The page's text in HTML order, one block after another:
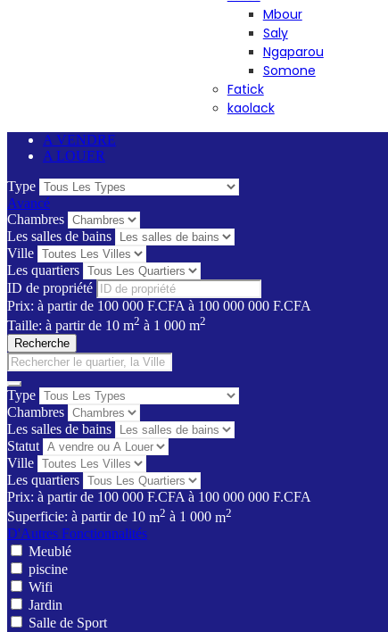
Mbour
Saly
Ngaparou
Somone
Fatick
kaolack
A VENDRE
A LOUER
Type
Avancé
Chambres
Les salles de bains
Ville
Les quartiers
ID de propriété
Prix: à partir de 100 000 F.CFA à 100 000 000 F.CFA
Taille: à partir de 10 m2 à 1 000 m2
Recherche
Type
Chambres
Les salles de bains
Statut
Ville
Les quartiers
Prix: à partir de 100 000 F.CFA à 100 000 000 F.CFA
Superficie: à partir de 10 m2 à 1 000 m2
D'Autres Fonctionnalités
Meublé
piscine
Wifi
Jardin
Salle de Sport